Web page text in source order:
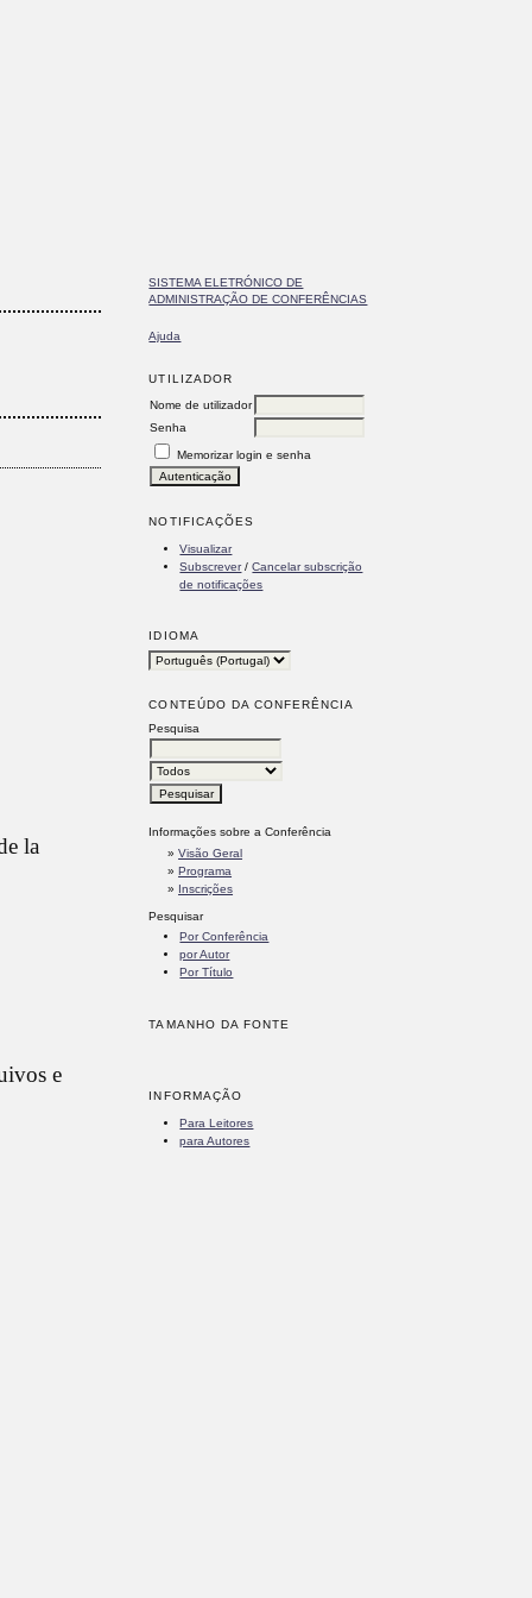
SISTEMA ELETRÓNICO DE
ADMINISTRAÇÃO DE CONFERÊNCIAS
Ajuda
UTILIZADOR
Nome de utilizador
Senha
Memorizar login e senha
NOTIFICAÇÕES
Visualizar
Subscrever/Cancelar subscrição
de notificações
IDIOMA
CONTEÚDO DA CONFERÊNCIA
Pesquisa
Informações sobre a Conferência
»Visão Geral
»Programa
» Inscrições
Pesquisar
Por Conferência
por Autor
Por Título
TAMANHO DA FONTE
INFORMAÇÃO
Para Leitores
para Autores
la
e